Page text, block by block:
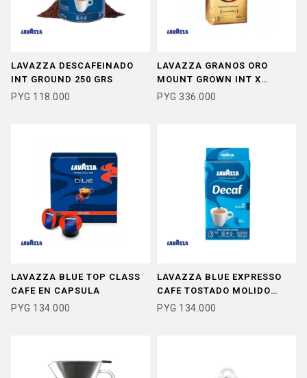
LAVAZZA DESCAFEINADO
INT GROUND 250 GRS
PYG 118.000
LAVAZZA GRANOS ORO
MOUNT GROWN INT X
500GRS
PYG 336.000
LAVAZZA BLUE TOP CLASS
CAFE EN CAPSULA
PYG 134.000
LAVAZZA BLUE EXPRESSO
CAFE TOSTADO MOLIDO
DESCAFEINADO
PYG 134.000